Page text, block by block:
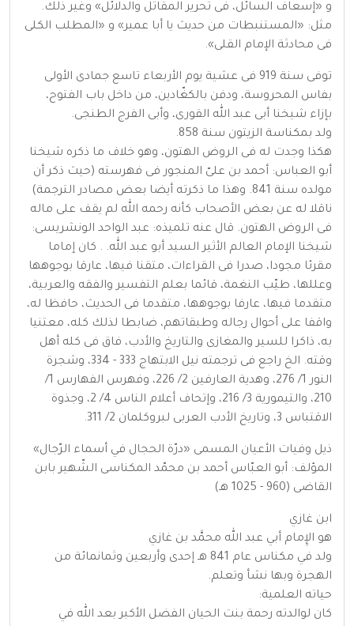
و «إسعاف السائل، فى تحرير المقاتل والدلائل» وغير ذلك.
مثل: «المستنبطات من حديث يا أبا عمير» و «المطلب الكلى
فى محادثة الإمام القلى».
توفى سنة 919 فى عشية يوم الأربعاء تاسع جمادى الأولى
بفاس المحروسة، ودفن بالكغّادين، من داخل باب الفتوح،
بإزاء شيخنا أبى عبد الله القورى، وأبى الفرج الطنجى.
ولد بمكناسة الزيتون سنة 858.
هكذا وجدت له فى الروض الهتون، وهو خلاف ما ذكره شيخنا
أبو العباس: أحمد بن علىّ المنجور فى فهرسته (حيث ذكر أن
مولده سنة 841. وهذا ما ذكرته أيضا بعض مصادر الترجمة)
ناقلا له عن بعض الأصحاب كأنه رحمه الله لم يقف على ماله
فى الروض الهتون. قال عنه تلميذه: عبد الواحد الونشريسى:
شيخنا الإمام العالم الأثير السيد أبو عبد الله. . كان إماما
مقرئا مجودا، صدرا فى القراءات، متقنا فيها، عارقا بوجوهها
وعللها، طيّب النغمة، قائما بعلم التفسير والفقه والعربية،
متقدما فيها، عارفا بوجوهها، متقدما فى الحديث، حافظا له،
واقفا على أحوال رجاله وطبقاتهم، ضابطا لذلك كله، معتنيا
به، ذاكرا للسير والمغازى والتاريخ والأدب، فاق فى كله أهل
وقته. الخ راجع فى ترجمته نيل الابتهاج 333 - 334، وشجرة
النور 1/ 276، وهدية العارفين 2/ 226، وفهرس الفهارس 1/
210، والتيمورية 3/ 216، وإتحاف أعلام الناس 4/ 2، وجذوة
الاقتباس 3، وتاريخ الأدب العربى لبروكلمان 2/ 311.
ذيل وفيات الأعيان المسمى «درّة الحجال في أسماء الرّجال»
المؤلف: أبو العبّاس أحمد بن محمّد المكناسى الشّهير بابن
القاضى (960 - 1025 هـ‍)
ابن غازي
هو الإِمام أبي عبد الله محمَّد بن غازي
ولد في مكناس عام 841 هـ إحدى وأربعين وثمانمائة من
الهجرة وبها نشأ وتعلم.
حياته العلمية:
كان لوالدته رحمة بنت الحيان الفضل الأكبر بعد الله في